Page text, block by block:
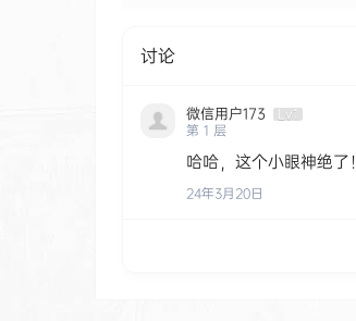
讨论
微信用户173
Lv1
第 1 层
哈哈，这个小眼神绝了！
24年3月20日